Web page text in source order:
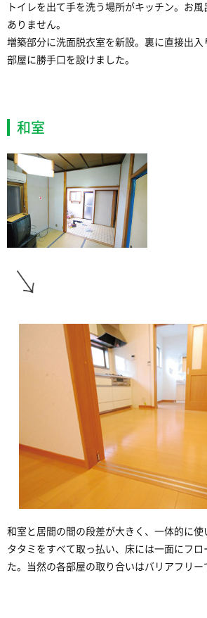
トイレを出て手を洗う場所がキッチン。お
ありません。
増築部分に洗面脱衣室を新設。裏に直接出入
部屋に勝手口を設けました。
和室
和室と居間の間の段差が大きく、一体的に使
タタミをすべて取っ払い、床には一面にフロ
た。当然の各部屋の取り合いはバリアフリー